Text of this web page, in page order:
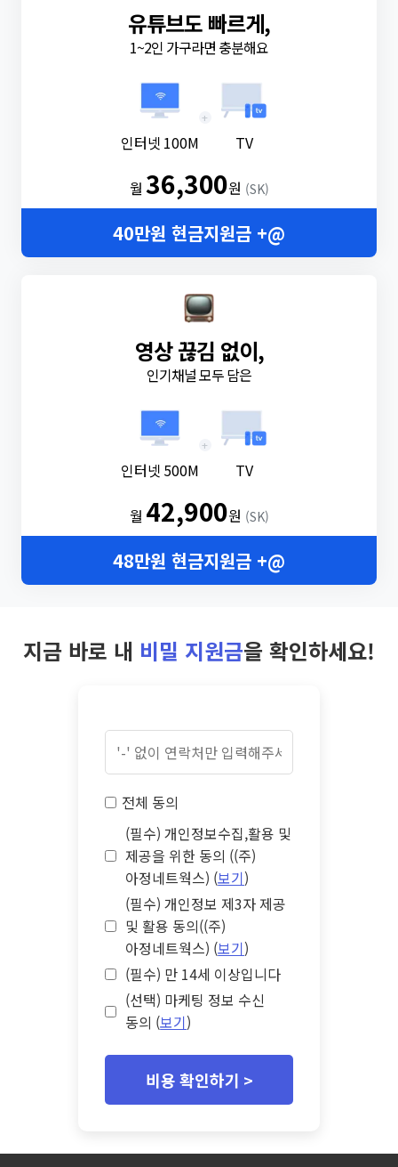
유튜브도 빠르게,
1~2인 가구라면 충분해요
인터넷 100M
+
TV
월36,300원 (SK)
40만원 현금지원금 +@
영상 끊김 없이,
인기채널 모두 담은
인터넷 500M
+
TV
월 42,900원 (SK)
48만원 현금지원금 +@
지금 바로 내 비밀 지원금을 확인하세요!
전체 동의
(필수) 개인정보수집,활용 및
제공을 위한 동의 ((주)
아정네트웍스) (보기)
(필수) 개인정보 제3자 제공
및 활용 동의((주)
아정네트웍스) (보기)
(필수) 만 14세 이상입니다
(선택) 마케팅 정보 수신
동의 (보기)
비용 확인하기 >